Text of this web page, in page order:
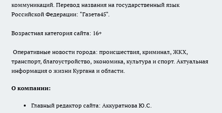
коммуникаций. Перевод названия на государственный язык
Российской Федерации: "Газета45".
Возрастная категория сайта: 16+
Оперативные новости города: происшествия, криминал, ЖКХ,
транспорт, благоустройство, экономика, культура и спорт. Актуальная
информация о жизни Кургана и области.
О компании:
Главный редактор сайта: Аккуратнова Ю.С.